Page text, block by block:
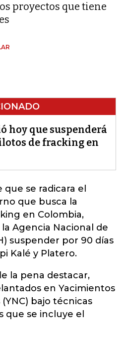
proyectos que tiene
hoy que suspenderá
de fracking en
se radicara el
que busca la
en Colombia,
Agencia Nacional de
suspender por 90 días
Kalé y Platero.
la pena destacar,
en Yacimientos
bajo técnicas
que se incluye el